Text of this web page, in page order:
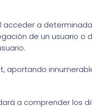
a
de un usuario
aportando
a comprender los